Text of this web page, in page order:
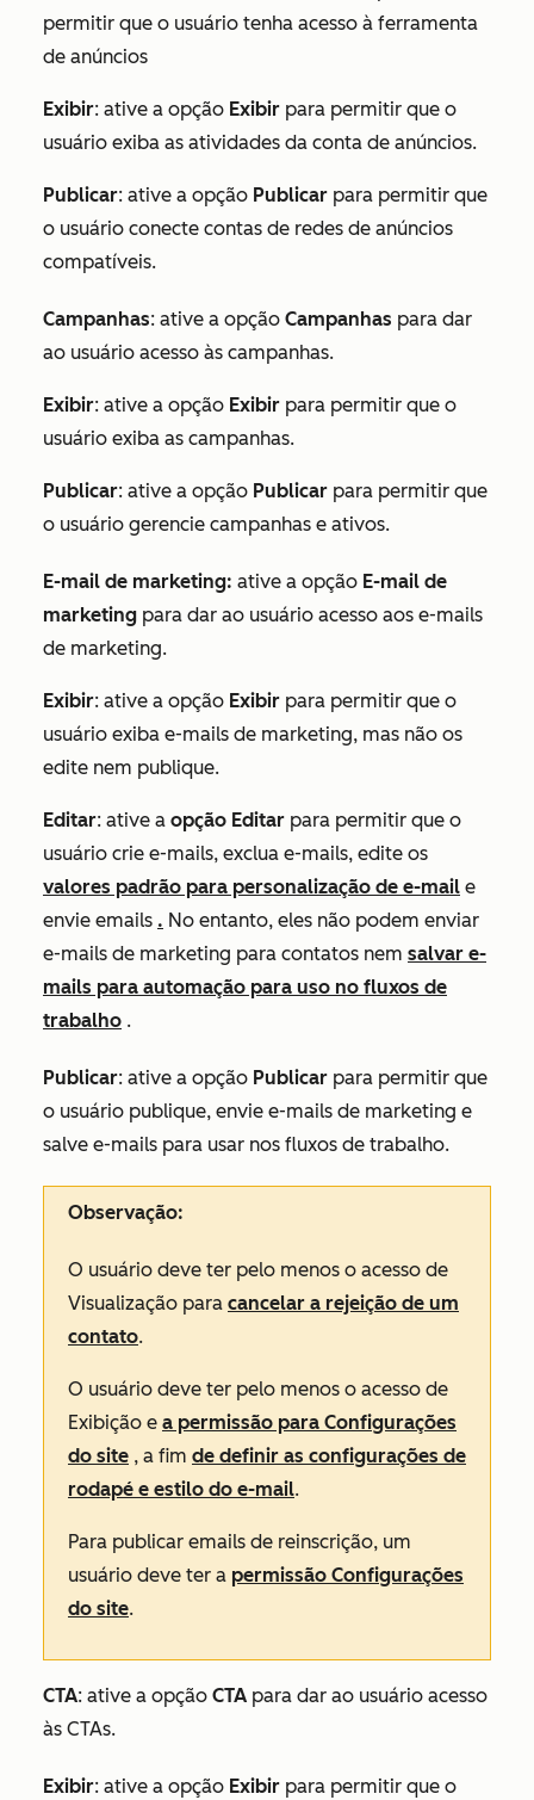
permitir que o usuário tenha acesso à ferramenta
de anúncios
Exibir: ative a opção Exibir para permitir que o
usuário exiba as atividades da conta de anúncios.
Publicar: ative a opção Publicar para permitir que
o usuário conecte contas de redes de anúncios
compatíveis.
Campanhas: ative a opção Campanhas para dar
ao usuário acesso às campanhas.
Exibir: ative a opção Exibir para permitir que o
usuário exiba as campanhas.
Publicar: ative a opção Publicar para permitir que
o usuário gerencie campanhas e ativos.
E-mail de marketing: ative a opção E-mail de
marketing para dar ao usuário acesso aos e-mails
de marketing.
Exibir: ative a opção Exibir para permitir que o
usuário exiba e-mails de marketing, mas não os
edite nem publique.
Editar: ative a opção Editar para permitir que o
usuário crie e-mails, exclua e-mails, edite os
valores padrão para personalização de e-mail e
envie emails . No entanto, eles não podem enviar
e-mails de marketing para contatos nem salvar e-
mails para automação para uso no fluxos de
trabalho .
Publicar: ative a opção Publicar para permitir que
o usuário publique, envie e-mails de marketing e
salve e-mails para usar nos fluxos de trabalho.
Observação:
O usuário deve ter pelo menos o acesso de
Visualização para cancelar a rejeição de um
contato.
O usuário deve ter pelo menos o acesso de
Exibição e a permissão para Configurações
do site , a fim de definir as configurações de
rodapé e estilo do e-mail.
Para publicar emails de reinscrição, um
usuário deve ter a permissão Configurações
do site.
CTA: ative a opção CTA para dar ao usuário acesso
às CTAs.
Exibir: ative a opção Exibir para permitir que o